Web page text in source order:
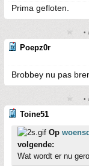
Prima gefloten.
•
Poepz0r
Brobbey nu pas
•
Toine51
Op
volgende:
Wat wordt er nu